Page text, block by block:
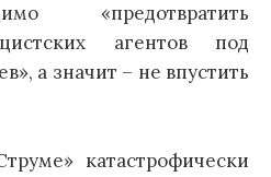
«предотвратить
агентов под
а значит – не впустить
катастрофически